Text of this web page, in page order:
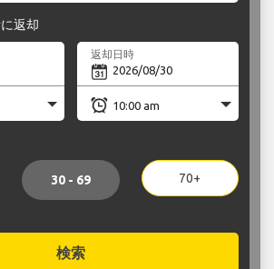
返却
返却日時
30 - 69 70+
検索